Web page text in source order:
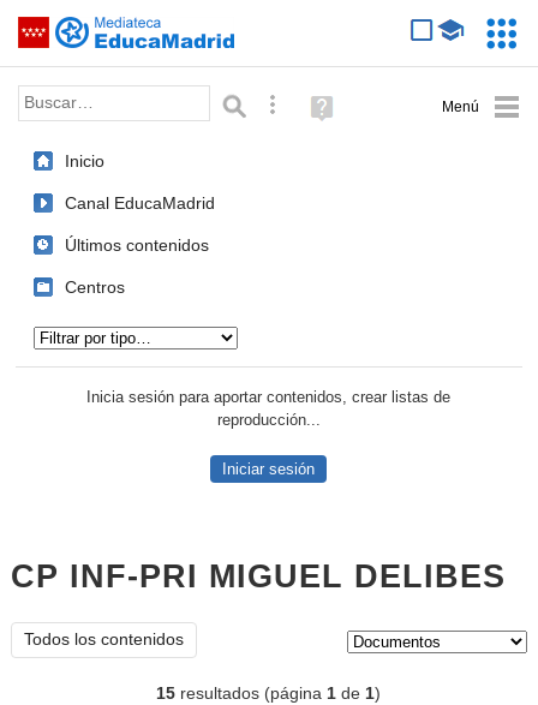
Saltar navegación
Palabra o frase: Búsqueda avanzada
Ayuda
(en
Inicio
Canal EducaMadrid
Últimos contenidos
Centros
Inicia sesión para aportar contenidos, crear listas de
reproducción...
Iniciar sesión
CP INF-PRI MIGUEL DELIBES
Todos los contenidos
15 resultados (página1 de1)